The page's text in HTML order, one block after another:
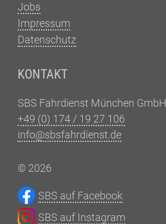
Jobs
Impressum
Datenschutz
KONTAKT
SBS Fahrdienst München GmbH
+49 (0) 174 / 19 27 106
info@sbsfahrdienst.de
© 2026
SBS auf Facebook
SBS auf Instagram